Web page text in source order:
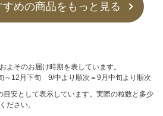
めの商品をもっと見る
よそのお届け時期を表しています。
～12月下旬 9/中より順次＝9月中旬より順次
目安として表示しています。実際の粒数と多少
ださい。